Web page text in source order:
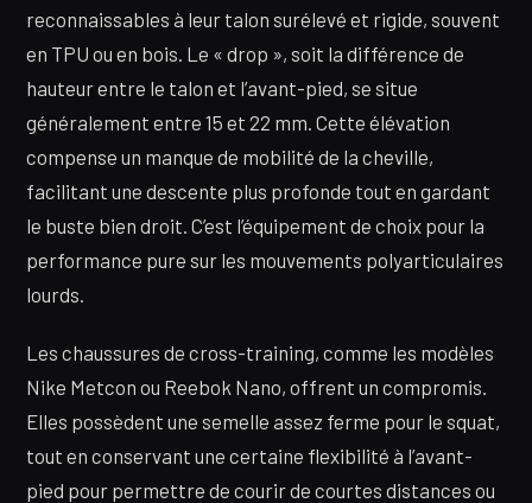
reconnaissables à leur talon surélevé et rigide, souvent
en TPU ou en bois. Le « drop », soit la différence de
hauteur entre le talon et l’avant-pied, se situe
généralement entre 15 et 22 mm. Cette élévation
compense un manque de mobilité de la cheville,
facilitant une descente plus profonde tout en gardant
le buste bien droit. C’est l’équipement de choix pour la
performance pure sur les mouvements polyarticulaires
lourds.
Les chaussures de cross-training, comme les modèles
Nike Metcon ou Reebok Nano, offrent un compromis.
Elles possèdent une semelle assez ferme pour le squat,
tout en conservant une certaine flexibilité à l’avant-
pied pour permettre de courir de courtes distances ou